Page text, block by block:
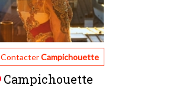
ContacterCampichouette
Campichouette